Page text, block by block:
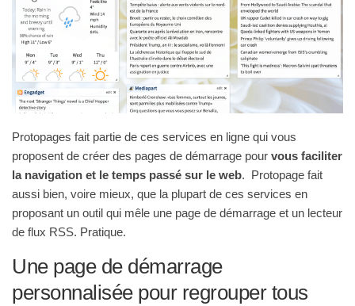
Protopages fait partie de ces services en ligne qui vous
proposent de créer des pages de démarrage pour vous faciliter
la navigation et le temps passé sur le web. Protopage fait
aussi bien, voire mieux, que la plupart de ces services en
proposant un outil qui mêle une page de démarrage et un lecteur
de flux RSS. Pratique.
Une page de démarrage
personnalisée pour regrouper tous